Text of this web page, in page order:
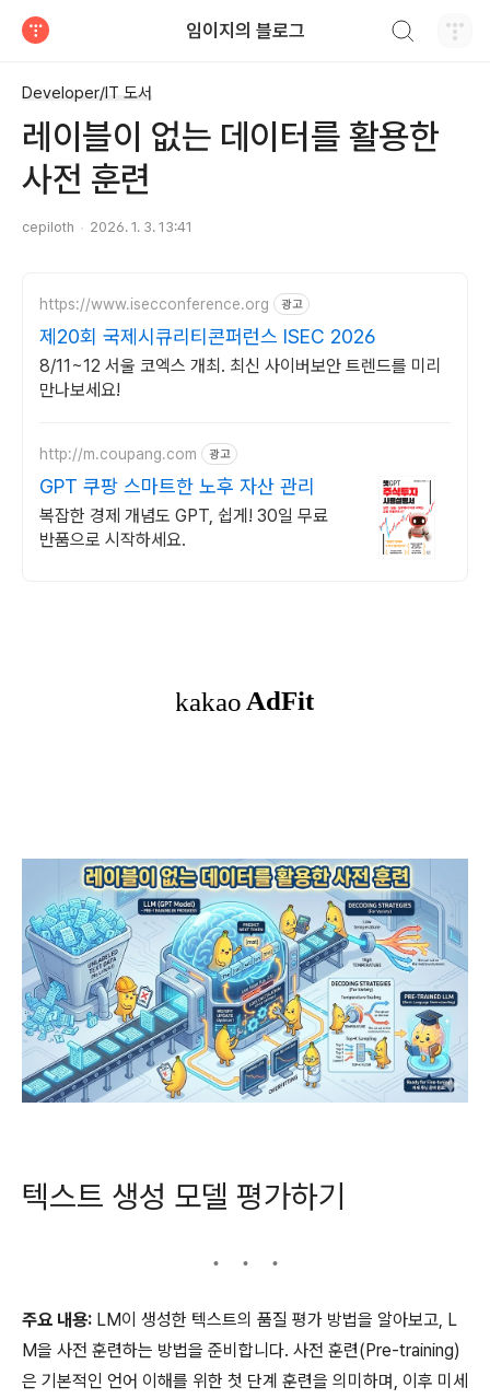
임이지의 블로그
Developer/IT 도서
레이블이 없는 데이터를 활용한
사전 훈련
cepiloth 2026. 1. 3. 13:41
https://www.isecconference.org 광고
제20회 국제시큐리티콘퍼런스 ISEC 2026
8/11~12 서울 코엑스 개최. 최신 사이버보안 트렌드를 미리
만나보세요!
http://m.coupang.com 광고
GPT 쿠팡 스마트한 노후 자산 관리
복잡한 경제 개념도 GPT, 쉽게! 30일 무료
반품으로 시작하세요.
텍스트 생성 모델 평가하기
주요 내용: LM이 생성한 텍스트의 품질 평가 방법을 알아보고, L
M을 사전 훈련하는 방법을 준비합니다. 사전 훈련(Pre-training)
은 기본적인 언어 이해를 위한 첫 단계 훈련을 의미하며, 이후 미세